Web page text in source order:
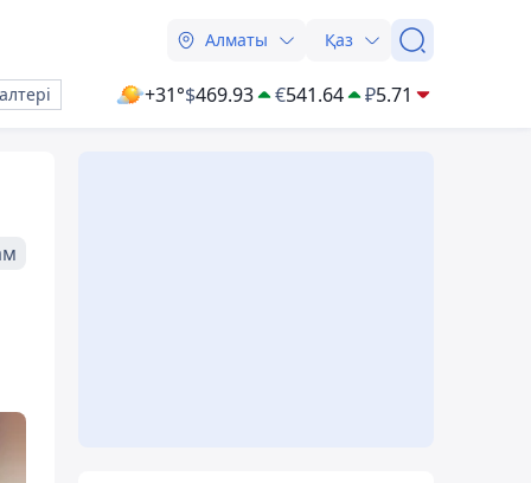
Алматы Қаз
+31°$469.93 €541.64 ₽5.71